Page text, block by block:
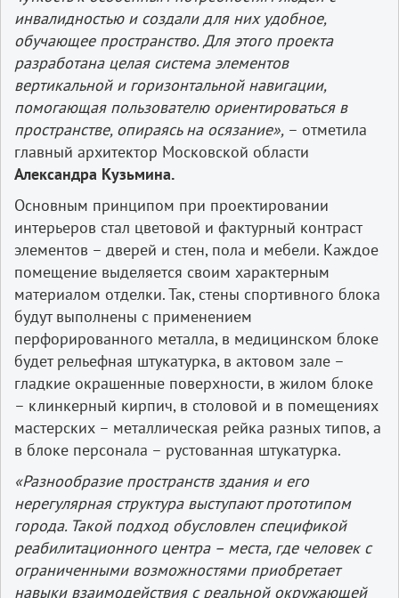
инвалидностью и создали для них удобное,
обучающее пространство. Для этого проекта
разработана целая система элементов
вертикальной и горизонтальной навигации,
помогающая пользователю ориентироваться в
пространстве, опираясь на осязание», – отметила
главный архитектор Московской области
Александра Кузьмина.
Основным принципом при проектировании
интерьеров стал цветовой и фактурный контраст
элементов – дверей и стен, пола и мебели. Каждое
помещение выделяется своим характерным
материалом отделки. Так, стены спортивного блока
будут выполнены с применением
перфорированного металла, в медицинском блоке
будет рельефная штукатурка, в актовом зале –
гладкие окрашенные поверхности, в жилом блоке
– клинкерный кирпич, в столовой и в помещениях
мастерских – металлическая рейка разных типов, а
в блоке персонала – рустованная штукатурка.
«Разнообразие пространств здания и его
нерегулярная структура выступают прототипом
города. Такой подход обусловлен спецификой
реабилитационного центра – места, где человек с
ограниченными возможностями приобретает
навыки взаимодействия с реальной окружающей